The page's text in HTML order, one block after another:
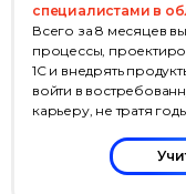
специалистами в
Всего за 8 месяцев
процессы,
1С и внедрять
войти в
карьеру, не тратя